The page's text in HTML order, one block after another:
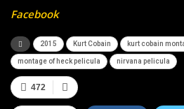
Facebook
2015 Kurt Cobain kurt cobain
montage of heck pelicula nirvana pelicula
472